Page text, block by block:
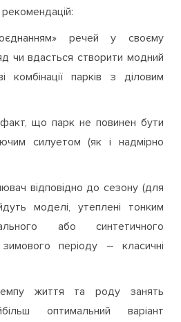
рекомендацій:
речей у своєму
чи вдасться створити модний
комбінації парків з діловим
що парк не повинен бути
силуетом (як і надмірно
відповідно до сезону (для
моделі, утеплені тонким
або синтетичного
періоду – класичні
життя та роду занять
оптимальний варіант